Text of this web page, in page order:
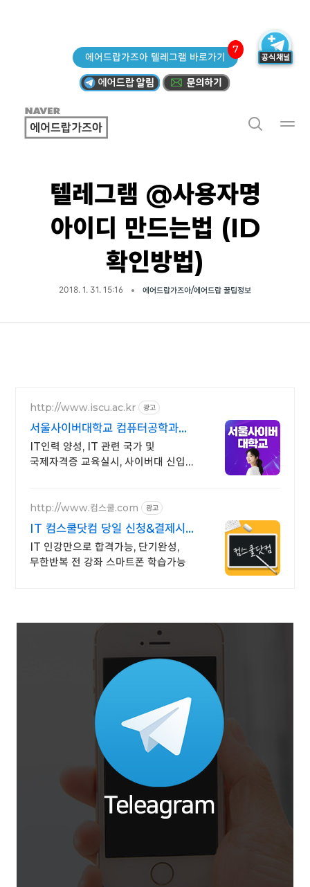
에어드랍가즈아 텔레그램 바로가기
7
텔레그램 @사용자명
아이디 만드는법 (ID
확인방법)
2018. 1. 31. 15:16 에어드랍가즈아/에어드랍 꿀팁정보
http://www.iscu.ac.kr 광고
서울사이버대학교 컴퓨터공학과
2026 가을학기 신편입생
IT인력 양성, IT 관련 국가 및
국제자격증 교육실시, 사이버대 신입생
http://www.컴스쿨.com 광고
IT 컴스쿨닷컴 당일 신청&결제시
기프티콘!
IT 인강만으로 합격가능, 단기완성,
무한반복 전 강좌 스마트폰 학습가능